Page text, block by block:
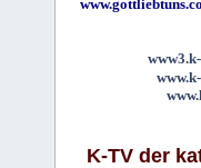
K-TV der